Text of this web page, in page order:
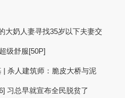
大奶人妻寻找35岁以下夫妻交
级舒服[50P]
| 杀人建筑师：脆皮大桥与泥
习总早就宣布全民脱贫了